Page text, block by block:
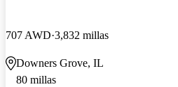
707 AWD 3,832 millas
Downers Grove, IL
80 millas